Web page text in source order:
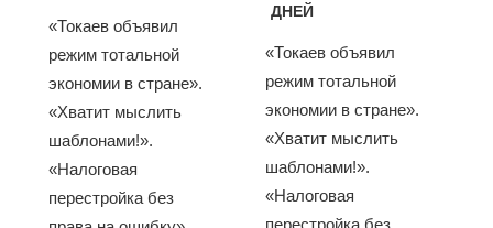
«Токаев объявил
режим тотальной
экономии в стране».
«Хватит мыслить
шаблонами!».
«Налоговая
перестройка без
ДНЕЙ
«Токаев объявил
режим тотальной
экономии в стране».
«Хватит мыслить
шаблонами!».
«Налоговая
перестройка без